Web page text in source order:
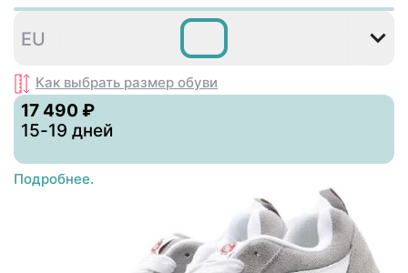
EU
Как выбрать размер обуви
17 490 ₽
15-19 дней
Подробнее.